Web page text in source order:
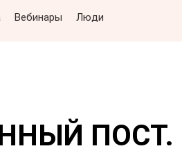
Вебинары Люди
ПОСТ.